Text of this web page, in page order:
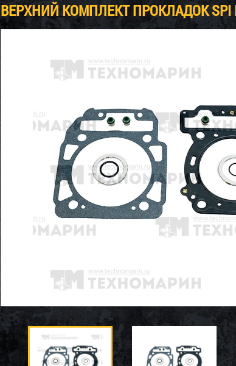
ВЕРХНИЙ КОМПЛЕКТ ПРОКЛАДОК SPI